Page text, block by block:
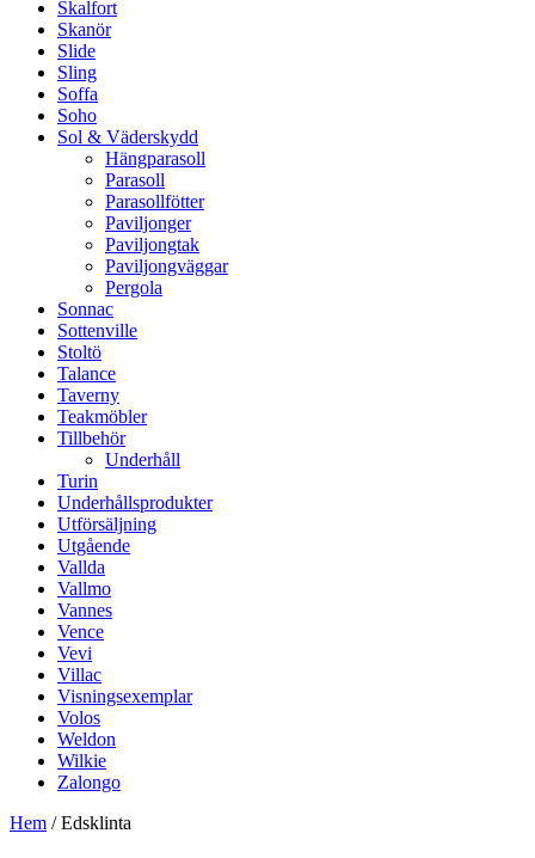
Skalfort
Skanör
Slide
Sling
Soffa
Soho
Sol & Väderskydd
Hängparasoll
Parasoll
Parasollfötter
Paviljonger
Paviljongtak
Paviljongväggar
Pergola
Sonnac
Sottenville
Stoltö
Talance
Taverny
Teakmöbler
Tillbehör
Underhåll
Turin
Underhållsprodukter
Utförsäljning
Utgående
Vallda
Vallmo
Vannes
Vence
Vevi
Villac
Visningsexemplar
Volos
Weldon
Wilkie
Zalongo
Hem / Edsklinta